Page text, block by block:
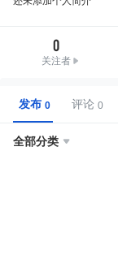
0
关注者
发布 评论
全部分类 